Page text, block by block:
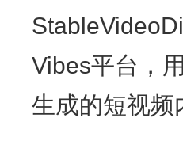
Vibes平台，
生成的短视频